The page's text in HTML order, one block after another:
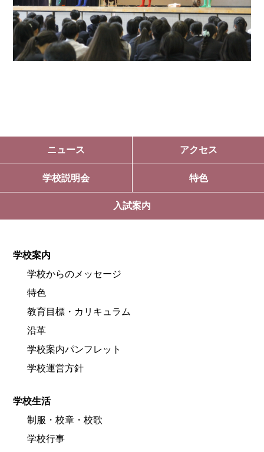
ニュース アクセス
学校説明会 特色
入試案内
学校案内
学校からのメッセージ
特色
教育目標・カリキュラム
沿革
学校案内パンフレット
学校運営方針
学校生活
制服・校章・校歌
学校行事